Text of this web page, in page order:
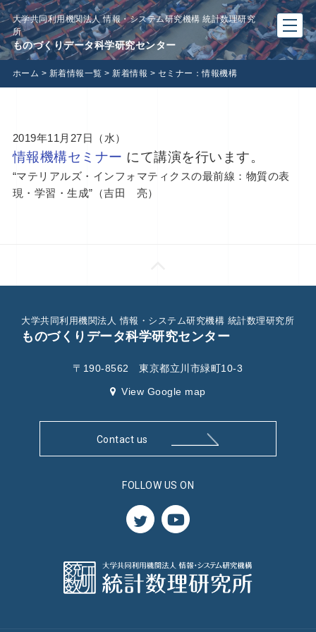
大学共同利用機関法人 情報・システム研究機構 統計数理研究
所
ものづくりデータ科学研究センター
ホーム > 新着情報一覧 >新着情報 > セミナー：情報機構
2019年11月27日（水）
情報機構セミナー にて講演を行います。
“マテリアルズ・インフォマティクスの最前線：物質の表
現・学習・生成”（吉田 亮）
大学共同利用機関法人 情報・システム研究機構 統計数理研究所
ものづくりデータ科学研究センター
〒190-8562 東京都立川市緑町10-3
View Google map
Contact us
FOLLOW US ON